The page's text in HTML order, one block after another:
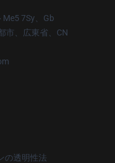
7Sy、Gb
市、広東省、CN
の透明性法